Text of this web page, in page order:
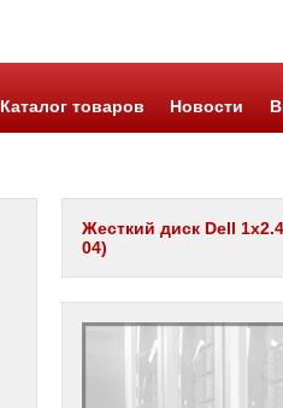
Каталог товаров Новости
Жесткий диск Dell
04)